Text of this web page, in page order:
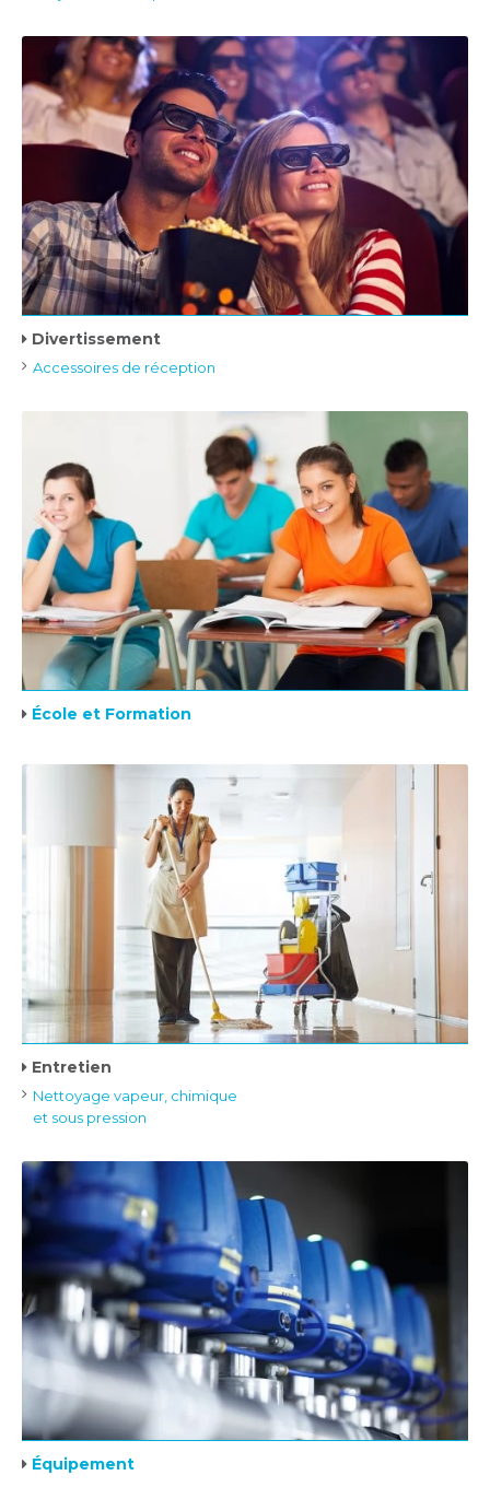
Divertissement
Accessoires de réception
École et Formation
Entretien
Nettoyage vapeur, chimique
et sous pression
Équipement